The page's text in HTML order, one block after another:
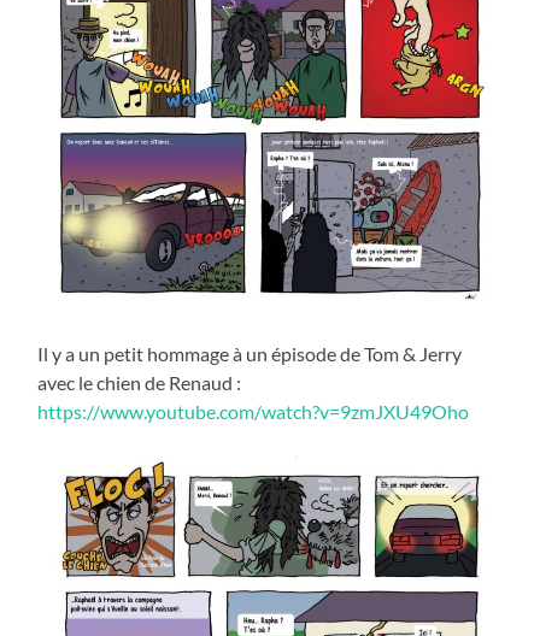
Il y a un petit hommage à un épisode de Tom & Jerry
avec le chien de Renaud :
https://www.youtube.com/watch?v=9zmJXU49Oho